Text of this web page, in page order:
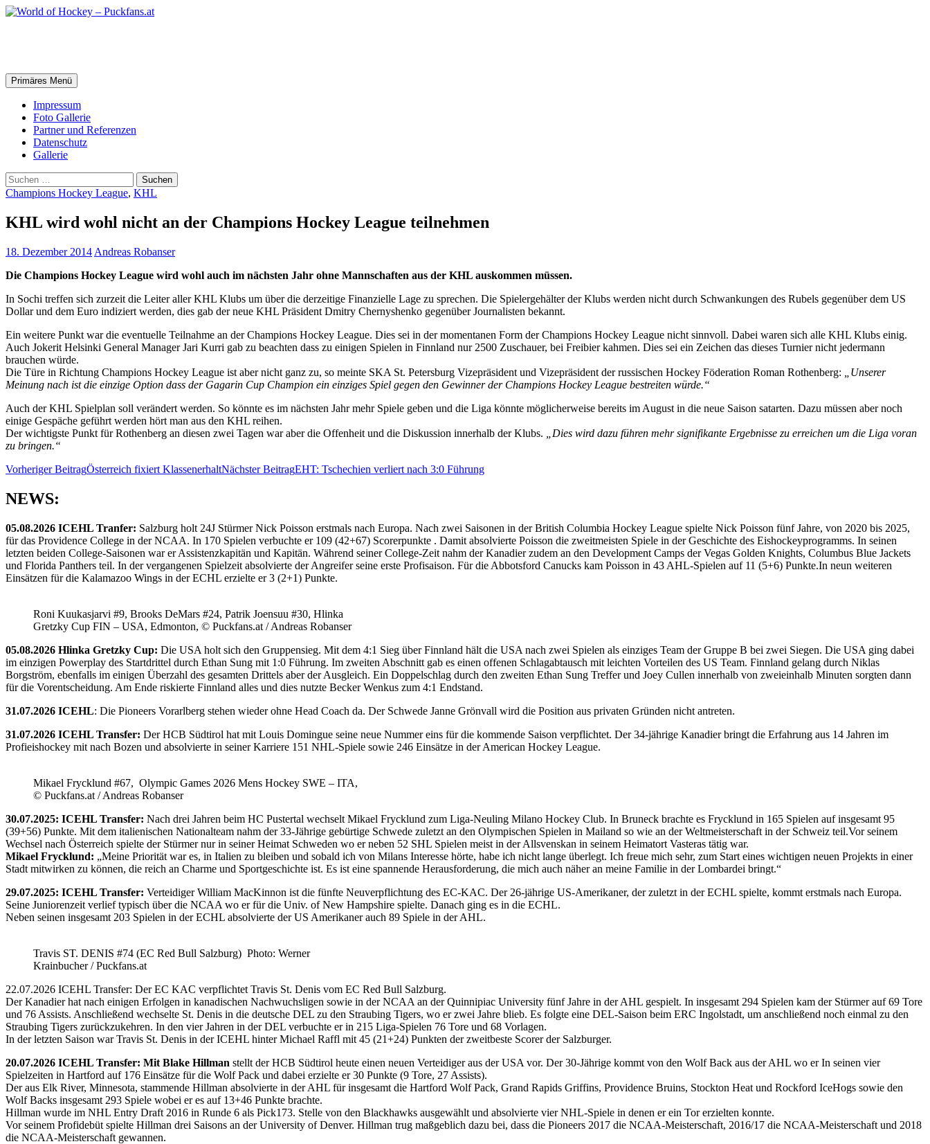
Zum
Suchen
Primäres Menü
Impressum
Foto Gallerie
Partner und Referenzen
Datenschutz
Gallerie
Suchen
nach:
Champions Hockey League, KHL
KHL wird wohl nicht an der Champions Hockey League teilnehmen
18. Dezember 2014 Andreas Robanser
Die Champions Hockey League wird wohl auch im nächsten Jahr ohne Mannschaften aus der KHL auskommen müssen.
In Sochi treffen sich zurzeit die Leiter aller KHL Klubs um über die derzeitige Finanzielle Lage zu sprechen. Die Spielergehälter der Klubs werden nicht durch Schwankungen des Rubels gegenüber dem US
Dollar und dem Euro indiziert werden, dies gab der neue KHL Präsident Dmitry Chernyshenko gegenüber Journalisten bekannt.
Ein weitere Punkt war die eventuelle Teilnahme an der Champions Hockey League. Dies sei in der momentanen Form der Champions Hockey League nicht sinnvoll. Dabei waren sich alle KHL Klubs einig.
Auch Jokerit Helsinki General Manager Jari Kurri gab zu beachten dass zu einigen Spielen in Finnland nur 2500 Zuschauer, bei Freibier kahmen. Dies sei ein Zeichen das dieses Turnier nicht jedermann
brauchen würde.
Die Türe in Richtung Champions Hockey League ist aber nicht ganz zu, so meinte SKA St. Petersburg Vizepräsident und Vizepräsident der russischen Hockey Föderation Roman Rothenberg:
„Unserer
Meinung nach ist die einzige Option dass der Gagarin Cup Champion ein einziges Spiel gegen den Gewinner der Champions Hockey League bestreiten würde.“
Auch der KHL Spielplan soll verändert werden. So könnte es im nächsten Jahr mehr Spiele geben und die Liga könnte möglicherweise bereits im August in die neue Saison satarten. Dazu müssen aber noch
einige Gespäche geführt werden hört man aus den KHL reihen.
Der wichtigste Punkt für Rothenberg an diesen zwei Tagen war aber die Offenheit und die Diskussion innerhalb der Klubs. „Dies wird dazu führen mehr signifikante Ergebnisse zu erreichen um die Liga voran
zu bringen.“
Beitragsnavigation
Vorheriger BeitragÖsterreich fixiert KlassenerhaltNächster BeitragEHT: Tschechien verliert nach 3:0 Führung
NEWS:
05.08.2026 ICEHL Tranfer: Salzburg holt 24J Stürmer Nick Poisson erstmals nach Europa. Nach zwei Saisonen in der British Columbia Hockey League spielte Nick Poisson fünf Jahre, von 2020 bis 2025,
für das Providence College in der NCAA. In 170 Spielen verbuchte er 109 (42+67) Scorerpunkte . Damit absolvierte Poisson die zweitmeisten Spiele in der Geschichte des Eishockeyprogramms. In seinen
letzten beiden College-Saisonen war er Assistenzkapitän und Kapitän. Während seiner College-Zeit nahm der Kanadier zudem an den Development Camps der Vegas Golden Knights, Columbus Blue Jackets
und Florida Panthers teil. In der vergangenen Spielzeit absolvierte der Angreifer seine erste Profisaison. Für die Abbotsford Canucks kam Poisson in 43 AHL-Spielen auf 11 (5+6) Punkte.In neun weiteren
Einsätzen für die Kalamazoo Wings in der ECHL erzielte er 3 (2+1) Punkte.
Roni Kuukasjarvi #9, Brooks DeMars #24, Patrik Joensuu #30, Hlinka
Gretzky Cup FIN – USA, Edmonton, © Puckfans.at / Andreas Robanser
05.08.2026 Hlinka Gretzky Cup: Die USA holt sich den Gruppensieg. Mit dem 4:1 Sieg über Finnland hält die USA nach zwei Spielen als einziges Team der Gruppe B bei zwei Siegen. Die USA ging dabei
im einzigen Powerplay des Startdrittel durch Ethan Sung mit 1:0 Führung. Im zweiten Abschnitt gab es einen offenen Schlagabtausch mit leichten Vorteilen des US Team. Finnland gelang durch Niklas
Borgström, ebenfalls im einigen Überzahl des gesamten Drittels aber der Ausgleich. Ein Doppelschlag durch den zweiten Ethan Sung Treffer und Joey Cullen innerhalb von zweieinhalb Minuten sorgten dann
für die Vorentscheidung. Am Ende riskierte Finnland alles und dies nutzte Becker Wenkus zum 4:1 Endstand.
31.07.2026 ICEHL: Die Pioneers Vorarlberg stehen wieder ohne Head Coach da. Der Schwede Janne Grönvall wird die Position aus privaten Gründen nicht antreten.
31.07.2026 ICEHL Transfer: Der HCB Südtirol hat mit Louis Domingue seine neue Nummer eins für die kommende Saison verpflichtet. Der 34-jährige Kanadier bringt die Erfahrung aus 14 Jahren im
Profieishockey mit nach Bozen und absolvierte in seiner Karriere 151 NHL-Spiele sowie 246 Einsätze in der American Hockey League.
Mikael Frycklund #67, Olympic Games 2026 Mens Hockey SWE – ITA,
© Puckfans.at / Andreas Robanser
30.07.2025: ICEHL Transfer: Nach drei Jahren beim HC Pustertal wechselt Mikael Frycklund zum Liga-Neuling Milano Hockey Club. In Bruneck brachte es Frycklund in 165 Spielen auf insgesamt 95
(39+56) Punkte. Mit dem italienischen Nationalteam nahm der 33-Jährige gebürtige Schwede zuletzt an den Olympischen Spielen in Mailand so wie an der Weltmeisterschaft in der Schweiz teil.Vor seinem
Wechsel nach Österreich spielte der Stürmer nur in seiner Heimat Schweden wo er neben 52 SHL Spielen meist in der Allsvenskan in seinem Heimatort Vasteras tätig war.
Mikael Frycklund: „Meine Priorität war es, in Italien zu bleiben und sobald ich von Milans Interesse hörte, habe ich nicht lange überlegt. Ich freue mich sehr, zum Start eines wichtigen neuen Projekts in einer
Stadt mitwirken zu können, die reich an Charme und Sportgeschichte ist. Es ist eine spannende Herausforderung, die mich auch näher an meine Familie in der Lombardei bringt.“
29.07.2025: ICEHL Transfer: Verteidiger William MacKinnon ist die fünfte Neuverpflichtung des EC-KAC. Der 26-jährige US-Amerikaner, der zuletzt in der ECHL spielte, kommt erstmals nach Europa.
Seine Juniorenzeit verlief typisch über die NCAA wo er für die Univ. of New Hampshire spielte. Danach ging es in die ECHL.
Neben seinen insgesamt 203 Spielen in der ECHL absolvierte der US Amerikaner auch 89 Spiele in der AHL.
Travis ST. DENIS #74 (EC Red Bull Salzburg) Photo: Werner
Krainbucher / Puckfans.at
22.07.2026 ICEHL Transfer: Der EC KAC verpflichtet Travis St. Denis vom EC Red Bull Salzburg.
Der Kanadier hat nach einigen Erfolgen in kanadischen Nachwuchsligen sowie in der NCAA an der Quinnipiac University fünf Jahre in der AHL gespielt. In insgesamt 294 Spielen kam der Stürmer auf 69 Tore
und 76 Assists. Anschließend wechselte St. Denis in die deutsche DEL zu den Straubing Tigers, wo er zwei Jahre blieb. Es folgte eine DEL-Saison beim ERC Ingolstadt, um anschließend noch einmal zu den
Straubing Tigers zurückzukehren. In den vier Jahren in der DEL verbuchte er in 215 Liga-Spielen 76 Tore und 68 Vorlagen.
In der letzten Saison war Travis St. Denis in der ICEHL hinter Michael Raffl mit 45 (21+24) Punkten der zweitbeste Scorer der Salzburger.
20.07.2026 ICEHL Transfer: Mit Blake Hillman stellt der HCB Südtirol heute einen neuen Verteidiger aus der USA vor. Der 30-Jährige kommt von den Wolf Back aus der AHL wo er In seinen vier
Spielzeiten in Hartford auf 176 Einsätze für die Wolf Pack und dabei erzielte er 30 Punkte (9 Tore, 27 Assists).
Der aus Elk River, Minnesota, stammende Hillman absolvierte in der AHL für insgesamt die Hartford Wolf Pack, Grand Rapids Griffins, Providence Bruins, Stockton Heat und Rockford IceHogs sowie den
Wolf Backs insgesamt 293 Spiele wobei er es auf 13+46 Punkte brachte.
Hillman wurde im NHL Entry Draft 2016 in Runde 6 als Pick173. Stelle von den Blackhawks ausgewählt und absolvierte vier NHL-Spiele in denen er ein Tor erzielten konnte.
Vor seinem Profidebüt spielte Hillman drei Saisons an der University of Denver. Hillman trug maßgeblich dazu bei, dass die Pioneers 2017 die NCAA-Meisterschaft, 2016/17 die NCAA-Meisterschaft und 2018
die NCAA-Meisterschaft gewannen.